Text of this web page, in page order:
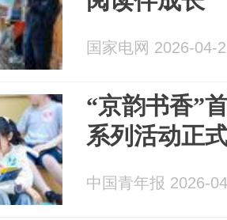
国家电网 2026-04-
“京韵书香”
系列活动正
中国青年报 2026-